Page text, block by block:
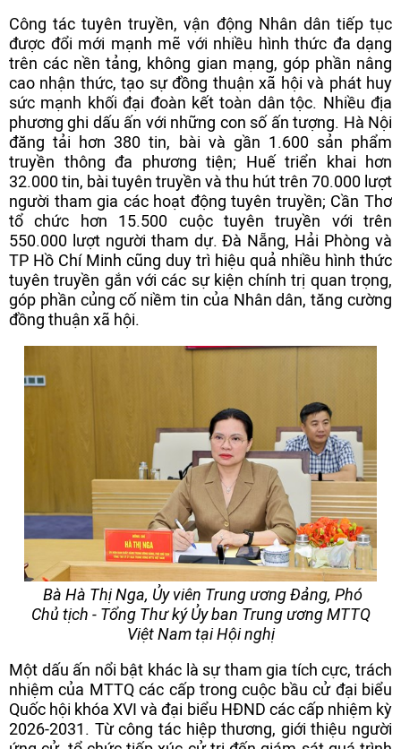
Công tác tuyên truyền, vận động Nhân dân tiếp tục
được đổi mới mạnh mẽ với nhiều hình thức đa dạng
trên các nền tảng, không gian mạng, góp phần nâng
cao nhận thức, tạo sự đồng thuận xã hội và phát huy
sức mạnh khối đại đoàn kết toàn dân tộc. Nhiều địa
phương ghi dấu ấn với những con số ấn tượng. Hà Nội
đăng tải hơn 380 tin, bài và gần 1.600 sản phẩm
truyền thông đa phương tiện; Huế triển khai hơn
32.000 tin, bài tuyên truyền và thu hút trên 70.000 lượt
người tham gia các hoạt động tuyên truyền; Cần Thơ
tổ chức hơn 15.500 cuộc tuyên truyền với trên
550.000 lượt người tham dự. Đà Nẵng, Hải Phòng và
TP Hồ Chí Minh cũng duy trì hiệu quả nhiều hình thức
tuyên truyền gắn với các sự kiện chính trị quan trọng,
góp phần củng cố niềm tin của Nhân dân, tăng cường
đồng thuận xã hội.
Bà Hà Thị Nga, Ủy viên Trung ương Đảng, Phó
Chủ tịch - Tổng Thư ký Ủy ban Trung ương MTTQ
Việt Nam tại Hội nghị
Một dấu ấn nổi bật khác là sự tham gia tích cực, trách
nhiệm của MTTQ các cấp trong cuộc bầu cử đại biểu
Quốc hội khóa XVI và đại biểu HĐND các cấp nhiệm kỳ
2026-2031. Từ công tác hiệp thương, giới thiệu người